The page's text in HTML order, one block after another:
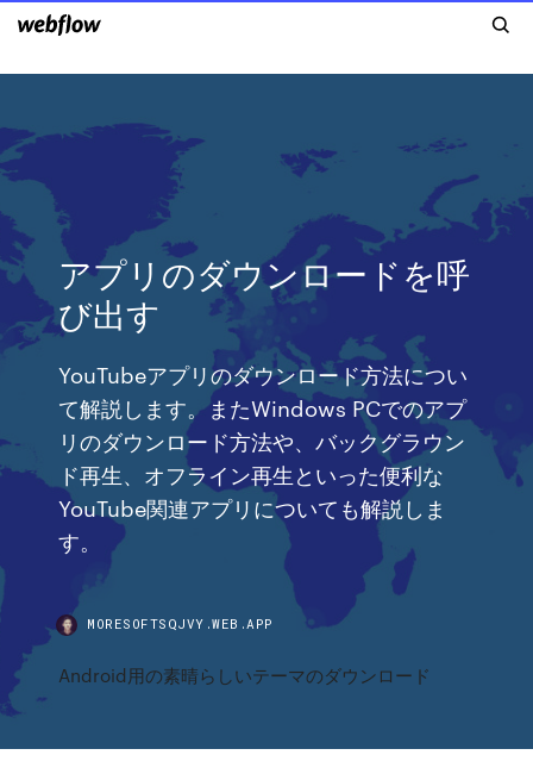
アプリのダウンロードを呼
び出す
YouTubeアプリのダウンロード方法につい
て解説します。またWindows PCでのアプ
リのダウンロード方法や、バックグラウン
ド再生、オフライン再生といった便利な
YouTube関連アプリについても解説しま
す。
MORESOFTSQJVY.WEB.APP
Android用の素晴らしいテーマのダウンロード